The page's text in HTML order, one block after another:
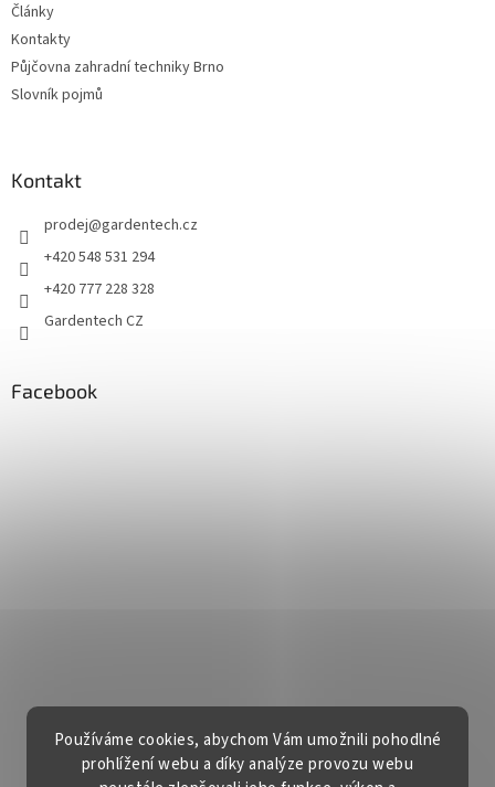
Používáme cookies, abychom Vám umožnili pohodlné
prohlížení webu a díky analýze provozu webu
Články
Kontakty
Půjčovna zahradní techniky Brno
Slovník pojmů
Kontakt
prodej@gardentech.cz
+420 548 531 294
+420 777 228 328
Gardentech CZ
Facebook